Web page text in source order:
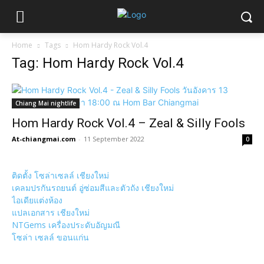
Home Tags Hom Hardy Rock Vol.4
Tag: Hom Hardy Rock Vol.4
Chiang Mai nightlife
Hom Hardy Rock Vol.4 – Zeal & Silly Fools
At-chiangmai.com - 11 September 2022 0
ติดตั้ง โซล่าเซลล์ เชียงใหม่
เคลมปรกันรถยนต์ อู่ซ่อมสีและตัวถัง เชียงใหม่
ไอเดียแต่งห้อง
แปลเอกสาร เชียงใหม่
NTGems เครื่องประดับอัญมณี
โซล่า เซลล์ ขอนแก่น